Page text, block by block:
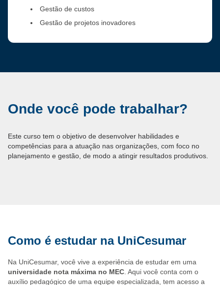
Gestão de custos
Gestão de projetos inovadores
Onde você pode trabalhar?
Este curso tem o objetivo de desenvolver habilidades e
competências para a atuação nas organizações, com foco no
planejamento e gestão, de modo a atingir resultados produtivos.
Como é estudar na UniCesumar
Na UniCesumar, você vive a experiência de estudar em uma
universidade nota máxima no MEC. Aqui você conta com o
auxílio pedagógico de uma equipe especializada, tem acesso a